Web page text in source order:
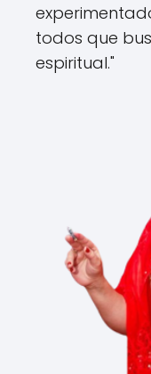
todos que
espiritual."